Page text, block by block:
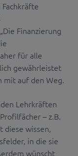
Finanzierung
für alle
gewährleistet
mit auf den Weg.
Lehrkräften
– z.B.
diese wissen,
in die sie
wünscht